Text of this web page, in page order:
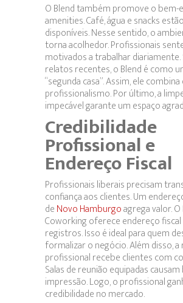
O Blend também promove o bem-
amenities. Café, água e snacks
disponíveis. Nesse sentido, o
torna acolhedor. Profissionais
motivados a trabalhar diariamente.
relatos recentes, o Blend é como
“segunda casa”. Assim, ele
profissionalismo. Por último, a
impecável garante um espaço
Credibilidade
Profissional e
Endereço Fiscal
Profissionais liberais precisam
confiança aos clientes. Um
deNovo Hamburgoagrega valor.
Coworking oferece endereço fiscal
registros. Isso é ideal para quem
formalizar o negócio. Além disso, a
profissional recebe clientes com
Salas de reunião equipadas
impressão. Logo, o profissional
credibilidade no mercado.